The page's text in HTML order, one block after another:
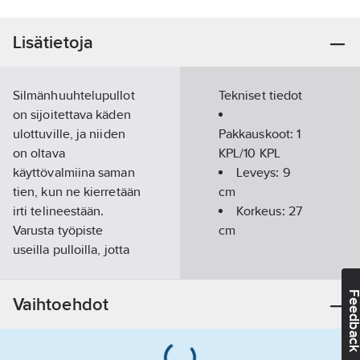
Lisätietoja
Silmänhuuhtelupullot
on sijoitettava käden
ulottuville, ja niiden
on oltava
käyttövalmiina saman
tien, kun ne kierretään
irti telineestään.
Varusta työpiste
useilla pulloilla, jotta
minuuttia.
Kestävä ja
Tekniset tiedot
Pakkauskoot:1
KPL/10 KPL
Leveys: 9
cm
Korkeus: 27
cm
Vaihtoehdot